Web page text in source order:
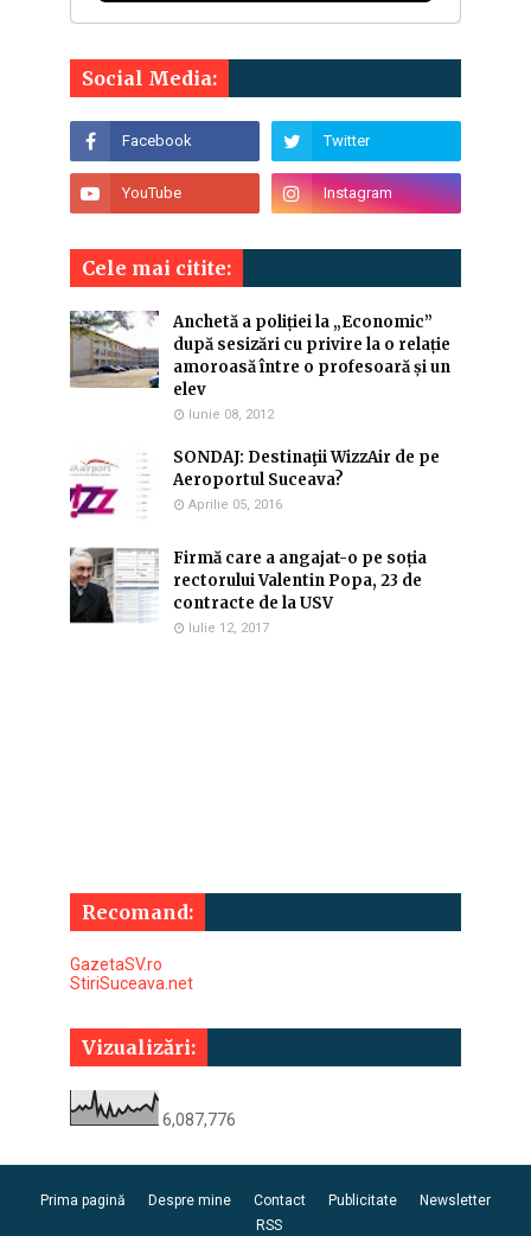
Social Media:
Cele mai citite:
Anchetă a poliției la „Economic”
după sesizări cu privire la o relație
amoroasă între o profesoară și un
elev
Iunie 08, 2012
SONDAJ: Destinaţii WizzAir de pe
Aeroportul Suceava?
Aprilie 05, 2016
Firmă care a angajat-o pe soția
rectorului Valentin Popa, 23 de
contracte de la USV
Iulie 12, 2017
Recomand:
GazetaSV.ro
StiriSuceava.net
Vizualizări:
6,087,776
Prima pagină Despre mine Contact Publicitate
Newsletter
RSS